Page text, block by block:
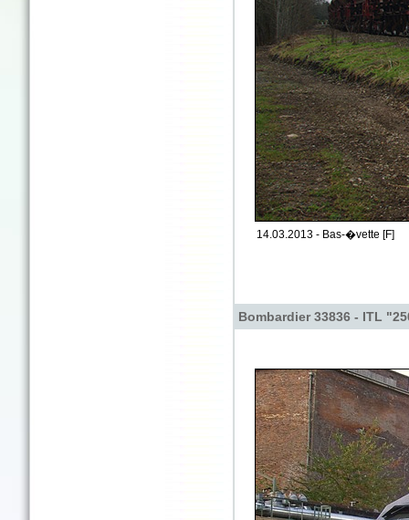
14.03.2013 - Bas-�vette [F]
Bombardier 33836 - ITL